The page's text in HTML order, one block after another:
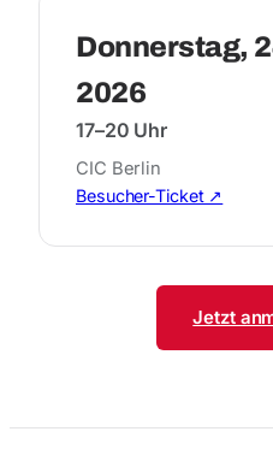
Donnerstag,
2026
17–20 Uhr
CIC Berlin
Besucher-Ticket ↗
Jetzt